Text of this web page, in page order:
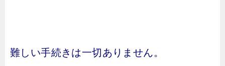
難しい手続きは一切ありません。